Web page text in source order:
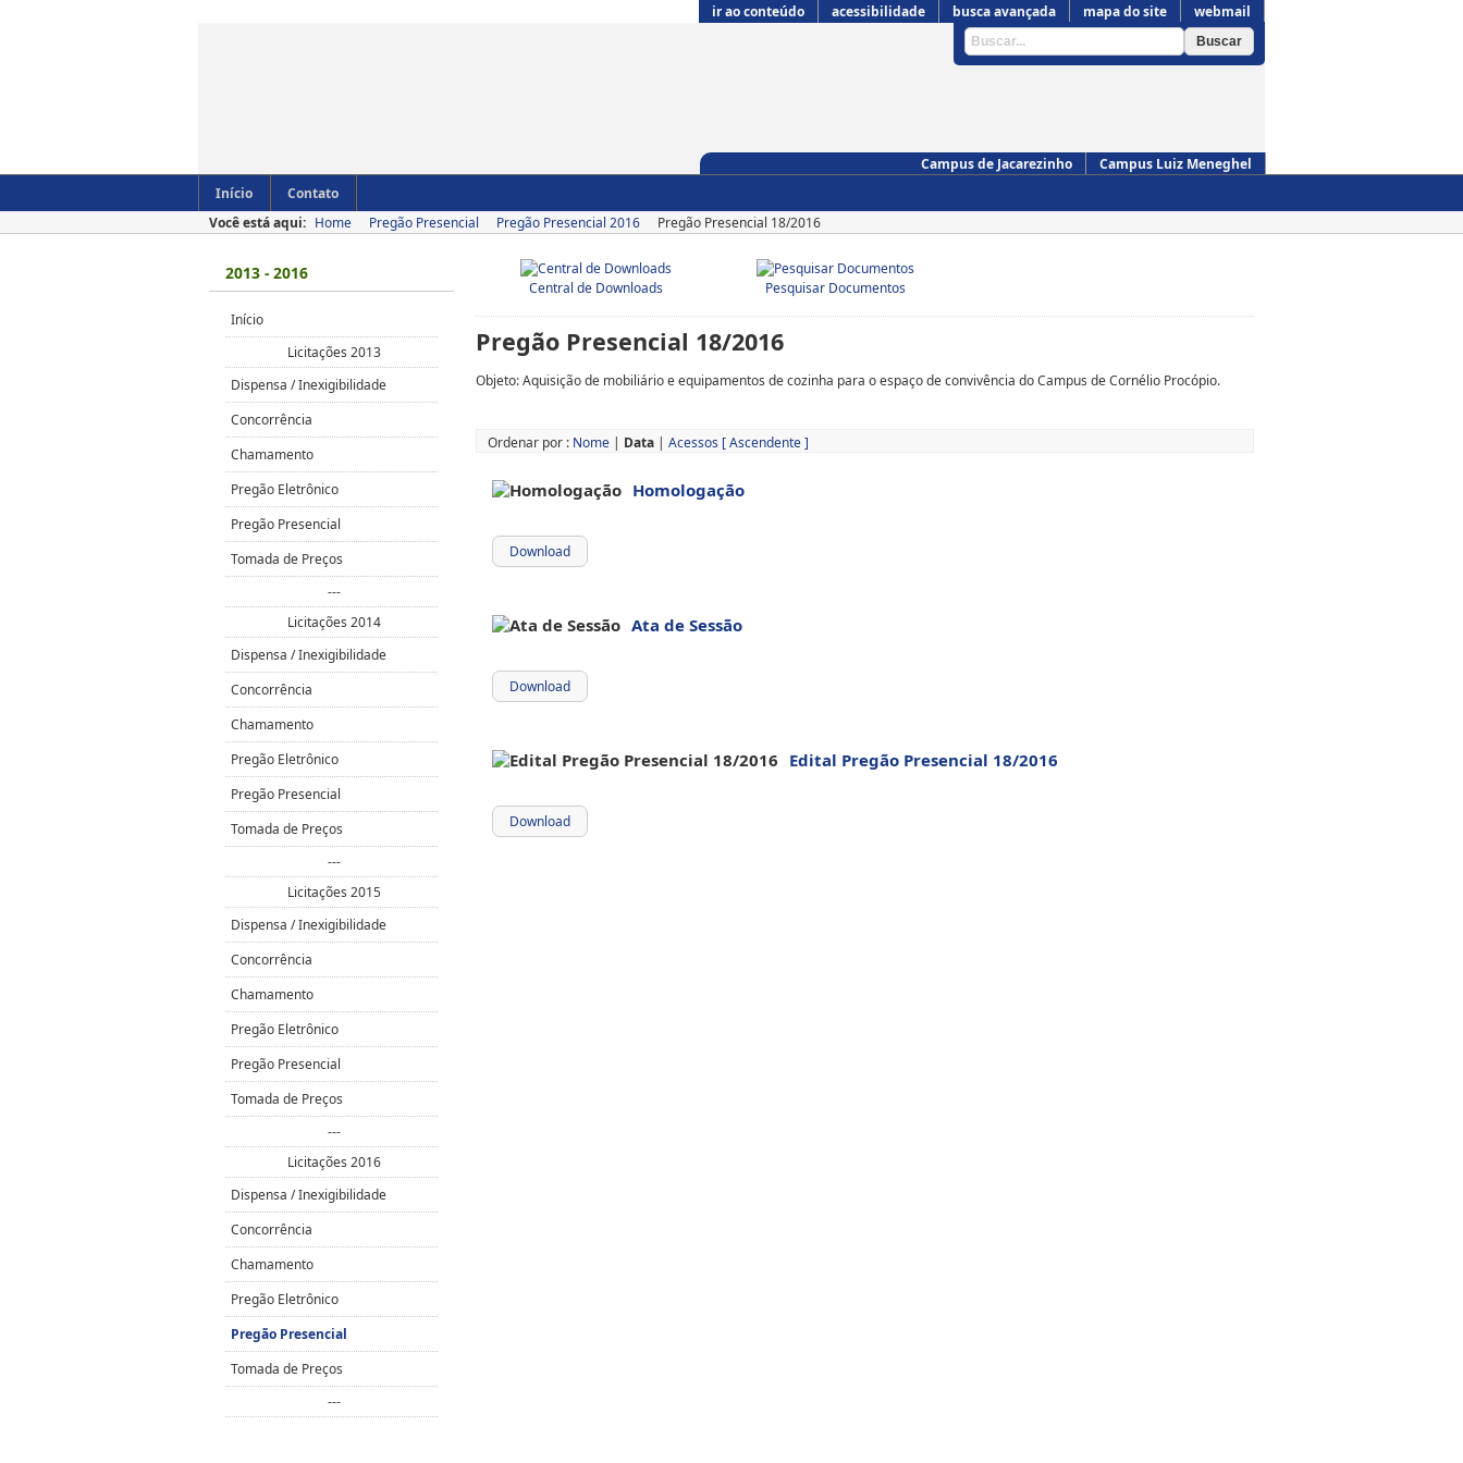
webmail
mapa do site
busca avançada
acessibilidade
ir ao conteúdo
Campus Luiz Meneghel
Campus de Jacarezinho
Início
Contato
Você está aqui: Home Pregão Presencial Pregão Presencial 2016 Pregão Presencial 18/2016
Central de Downloads Pesquisar Documentos
Pregão Presencial 18/2016
Objeto: Aquisição de mobiliário e equipamentos de cozinha para o espaço de convivência do Campus de Cornélio Procópio.
Ordenar por : Nome | Data | Acessos [ Ascendente ]
Homologação
Download
Ata de Sessão
Download
Edital Pregão Presencial 18/2016
Download
2013 - 2016
Início
Licitações 2013
Dispensa / Inexigibilidade
Concorrência
Chamamento
Pregão Eletrônico
Pregão Presencial
Tomada de Preços
---
Licitações 2014
Dispensa / Inexigibilidade
Concorrência
Chamamento
Pregão Eletrônico
Pregão Presencial
Tomada de Preços
---
Licitações 2015
Dispensa / Inexigibilidade
Concorrência
Chamamento
Pregão Eletrônico
Pregão Presencial
Tomada de Preços
---
Licitações 2016
Dispensa / Inexigibilidade
Concorrência
Chamamento
Pregão Eletrônico
Pregão Presencial
Tomada de Preços
---